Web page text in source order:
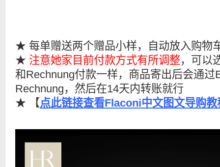
★ 每单赠送两个赠品小样，自动放入购物
★ 注意她家目前付款方式有所调整，可以
和Rechnung付款一样，商品寄出后会通过
Rechnung，然后在14天内转账就行
★ 【点此链接查看Flaconi中文图文导购教